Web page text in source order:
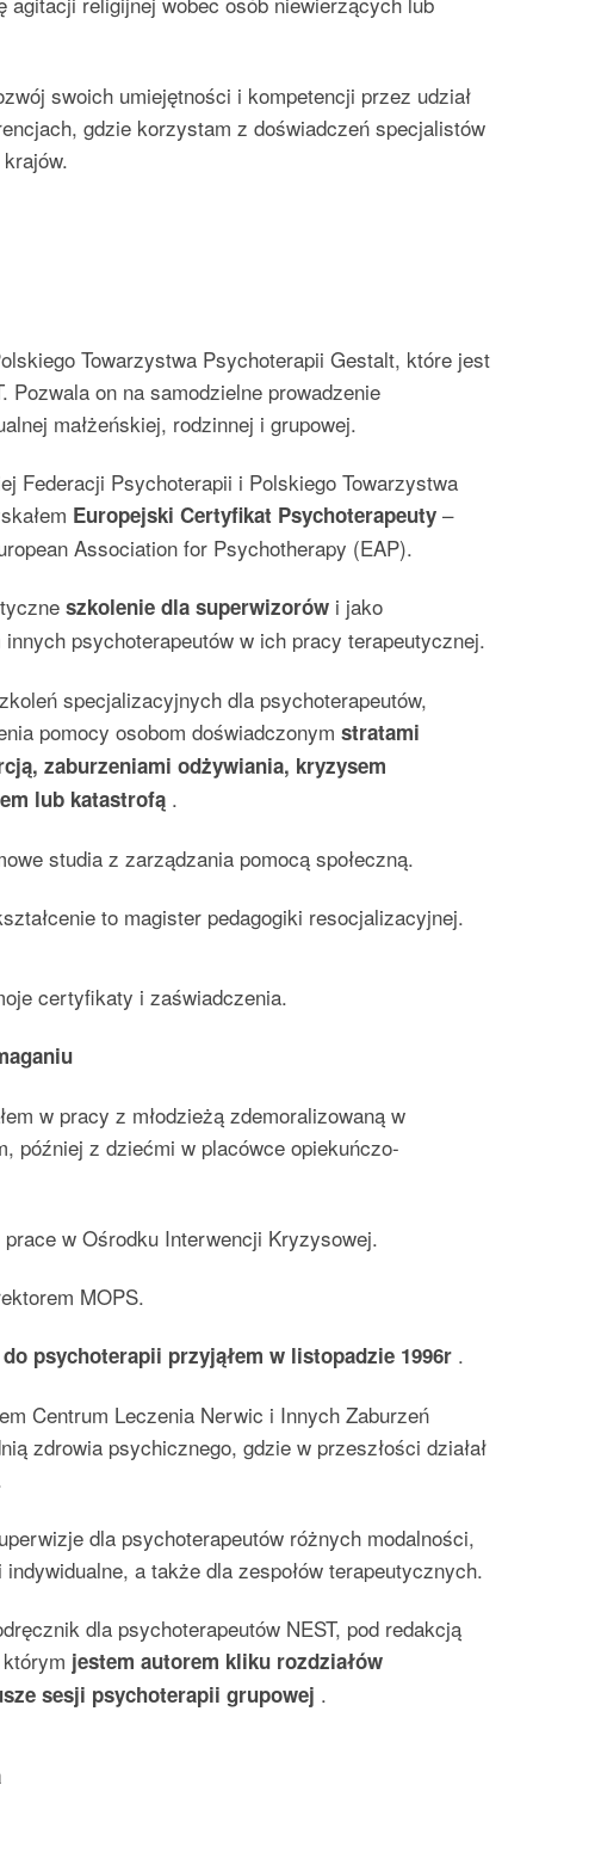
swoich umiejętności i kompetencji przez udział
gdzie korzystam z doświadczeń specjalistów
Towarzystwa Psychoterapii Gestalt, które jest
Pozwala on na samodzielne prowadzenie
małżeńskiej, rodzinnej i grupowej.
Federacji Psychoterapii i Polskiego Towarzystwa
Europejski Certyfikat Psychoterapeuty –
Association for Psychotherapy (EAP).
szkolenie dla superwizorów i jako
innych psychoterapeutów w ich pracy terapeutycznej.
specjalizacyjnych dla psychoterapeutów,
pomocy osobom doświadczonym stratami
zaburzeniami odżywiania, kryzysem
lub katastrofą .
studia z zarządzania pomocą społeczną.
to magister pedagogiki resocjalizacyjnej.
certyfikaty i zaświadczenia.
w pracy z młodzieżą zdemoralizowaną w
później z dziećmi w placówce opiekuńczo-
prace w Ośrodku Interwencji Kryzysowej.
MOPS.
psychoterapii przyjąłem w listopadzie 1996r .
Centrum Leczenia Nerwic i Innych Zaburzeń
zdrowia psychicznego, gdzie w przeszłości działał
dla psychoterapeutów różnych modalności,
a także dla zespołów terapeutycznych.
dla psychoterapeutów NEST, pod redakcją
jestem autorem kliku rozdziałów
sesji psychoterapii grupowej .